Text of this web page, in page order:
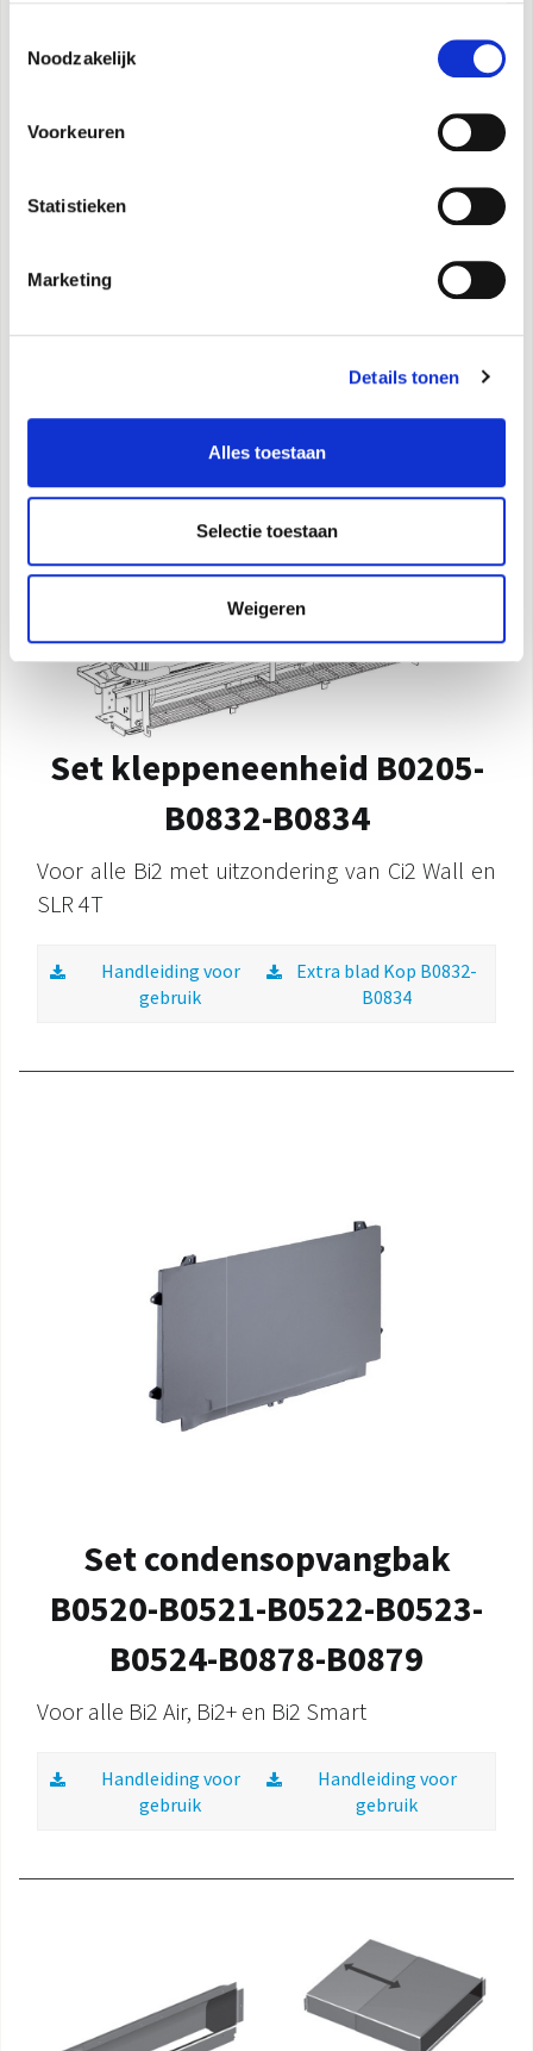
Noodzakelijk
Voorkeuren
Statistieken
Marketing
Details tonen
Alles toestaan
Selectie toestaan
Weigeren
Thermostaat Bi2 Ducted -
Set kleppeneenheid B0205-
B0832-B0834
Voor alle Bi2 met uitzondering van Ci2 Wall en
SLR 4T
Handleiding voor
gebruik
Extra blad Kop B0832-
B0834
Set condensopvangbak
B0520-B0521-B0522-B0523-
B0524-B0878-B0879
Voor alle Bi2 Air, Bi2+ en Bi2 Smart
Handleiding voor
gebruik
Handleiding voor
gebruik